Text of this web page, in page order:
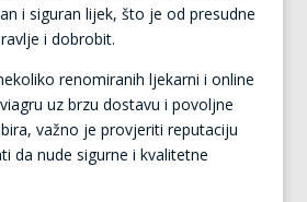
i siguran lijek, što je od presudne
i dobrobit.
renomiranih ljekarni i online
uz brzu dostavu i povoljne
važno je provjeriti reputaciju
da nude sigurne i kvalitetne